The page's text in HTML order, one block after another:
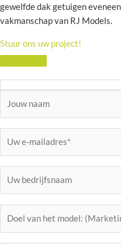
gewelfde dak getuigen
vakmanschap van RJ Models.
Stuur ons uw project!